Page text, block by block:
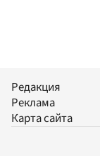
Редакция
Реклама
Карта сайта